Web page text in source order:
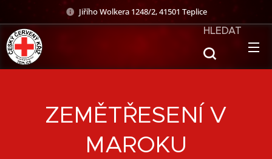
Jiřího Wolkera 1248/2, 41501 Teplice
HLEDAT
ZEMĚTŘESENÍ V
MAROKU